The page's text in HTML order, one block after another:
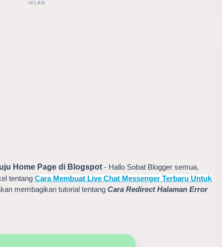
Home Page di Blogspot - Hallo Sobat Blogger semua,
tentang Cara Membuat Live Chat Messenger Terbaru Untuk
membagikan tutorial tentang Cara Redirect Halaman Error